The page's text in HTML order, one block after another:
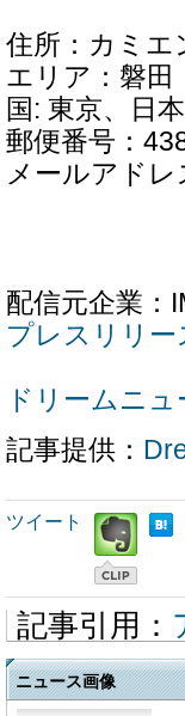
住所：カミエ
エリア：磐田
国: 東京、日本
郵便番号：
メールアド
配信元企業：
プレスリリー
ドリームニ
記事提供：
ツイート
記事引用：
ニュース画像